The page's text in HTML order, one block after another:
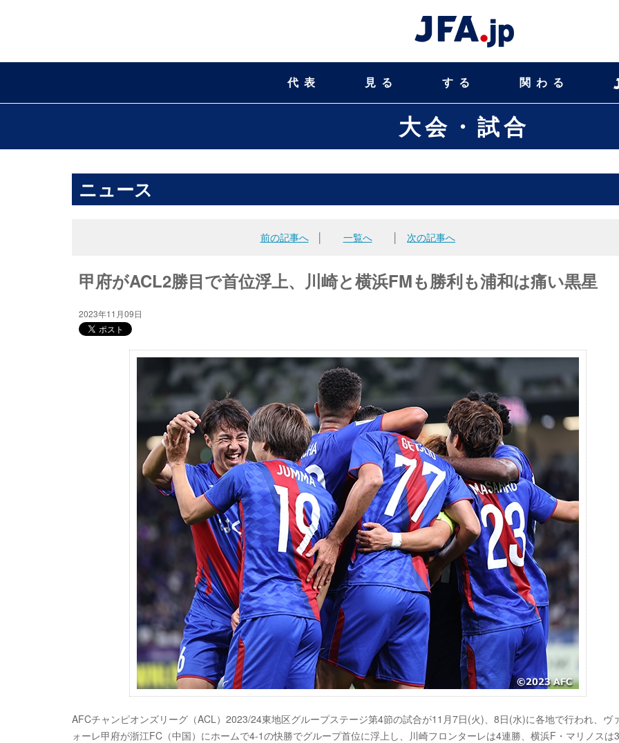
代表 見る する 関わる
大会・試合
ニュース
前の記事へ│ 一覧へ 次の記事へ
甲府がACL2勝目で首位浮上、川崎と横浜FMも勝利も浦和は痛い黒星
2023年11月09日
AFCチャンピオンズリーグ（ACL）2023/24東地区グループステージ第4節の試合が11月7日(火)、8日(水)に各地で行われ、ヴ
ォーレ甲府が浙江FC（中国）にホームで4-1の快勝でグループ首位に浮上し、川崎フロンターレは4連勝、横浜F・マリノスは